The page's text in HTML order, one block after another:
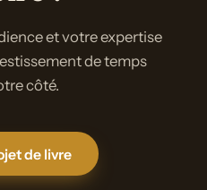
et votre expertise
de temps
côté.
de livre